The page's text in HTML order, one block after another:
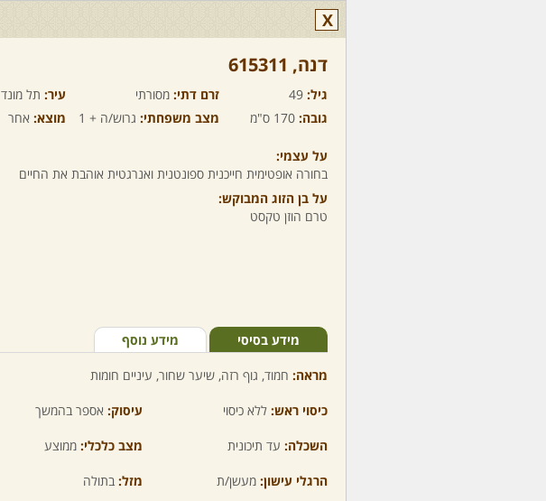
X
דנה,‏ 615311
גיל: 49 זרם דתי: מסורתי עיר: תל מונד
גובה: 170 ס"מ מצב משפחתי: גרוש/ה + 1 מוצא: אחר
על עצמי:
בחורה אופטימית חייכנית ספונטנית ואנרגטית אוהבת את החיים
על בן הזוג המבוקש:
טרם הוזן טקסט
מידע בסיסי מידע נוסף
מראה: חמוד, גוף רזה, שיער שחור, עיניים חומות
כיסוי ראש: ללא כיסוי עיסוק: אספר בהמשך
השכלה: עד תיכונית מצב כלכלי: ממוצע
הרגלי עישון: מעשן/ת מזל: בתולה